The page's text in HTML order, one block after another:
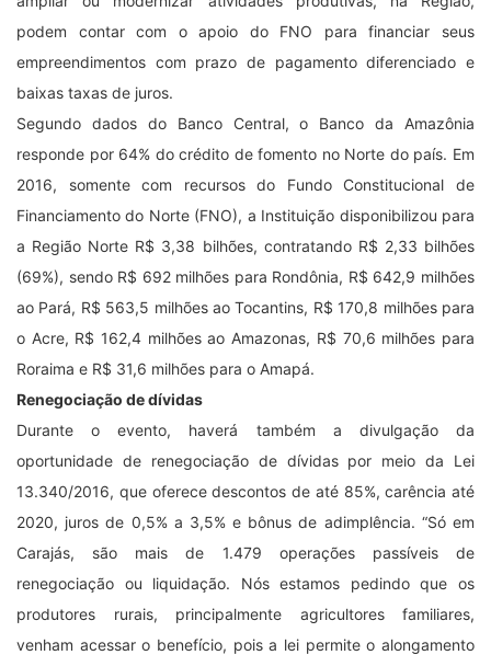
podem contar com o apoio do FNO para financiar seus
empreendimentos com prazo de pagamento diferenciado e
baixas taxas de juros.
Segundo dados do Banco Central, o Banco da Amazônia
responde por 64% do crédito de fomento no Norte do país. Em
2016, somente com recursos do Fundo Constitucional de
Financiamento do Norte (FNO), a Instituição disponibilizou para
a Região Norte R$ 3,38 bilhões, contratando R$ 2,33 bilhões
(69%), sendo R$ 692 milhões para Rondônia, R$ 642,9 milhões
ao Pará, R$ 563,5 milhões ao Tocantins, R$ 170,8 milhões para
o Acre, R$ 162,4 milhões ao Amazonas, R$ 70,6 milhões para
Roraima e R$ 31,6 milhões para o Amapá.
Renegociação de dívidas
Durante o evento, haverá também a divulgação da
oportunidade de renegociação de dívidas por meio da Lei
13.340/2016, que oferece descontos de até 85%, carência até
2020, juros de 0,5% a 3,5% e bônus de adimplência. “Só em
Carajás, são mais de 1.479 operações passíveis de
renegociação ou liquidação. Nós estamos pedindo que os
produtores rurais, principalmente agricultores familiares,
venham acessar o benefício, pois a lei permite o alongamento